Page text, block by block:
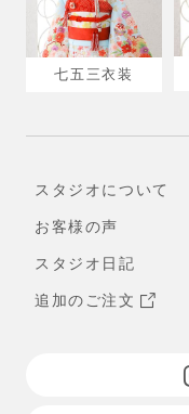
七五三衣装
スタジオについて
お客様の声
スタジオ日記
追加のご注文